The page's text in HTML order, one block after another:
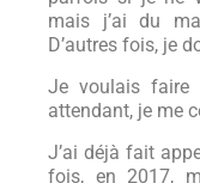
mais j’ai du
D’autres fois, je
Je voulais faire
attendant, je me
J’ai déjà fait
fois, en 2017,